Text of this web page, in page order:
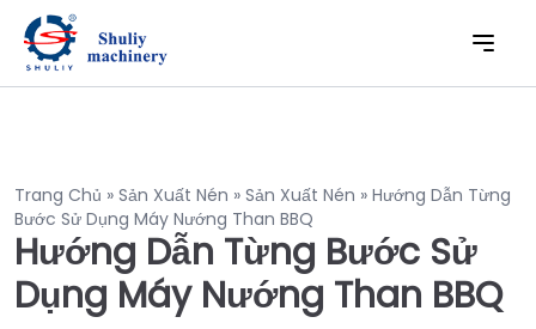
Trang Chủ » Sản Xuất Nén » Sản Xuất Nén » Hướng Dẫn Từng
Bước Sử Dụng Máy Nướng Than BBQ
Hướng Dẫn Từng Bước Sử
Dụng Máy Nướng Than BBQ